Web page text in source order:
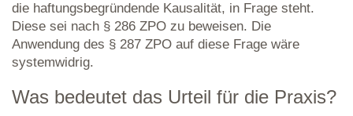
die haftungsbegründende Kausalität, in Frage steht.
Diese sei nach § 286 ZPO zu beweisen. Die
Anwendung des § 287 ZPO auf diese Frage wäre
systemwidrig.
Was bedeutet das Urteil für die Praxis?